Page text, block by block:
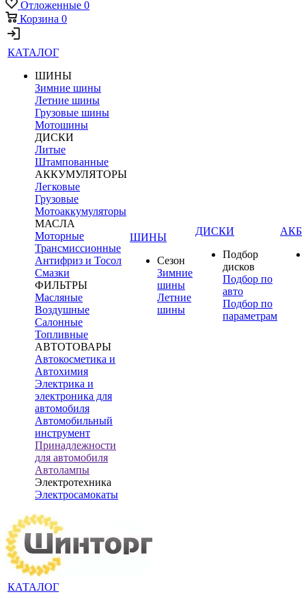
Отложенные 0
Корзина 0
КАТАЛОГ
ШИНЫ
Зимние шины
Летние шины
Грузовые шины
Мотошины
ДИСКИ
Литые
Штампованные
АККУМУЛЯТОРЫ
Легковые
Грузовые
Мотоаккумуляторы
МАСЛА
Моторные
Трансмиссионные
Антифриз и Тосол
Смазки
ФИЛЬТРЫ
Масляные
Воздушные
Салонные
Топливные
АВТОТОВАРЫ
Автокосметика и
Автохимия
Электрика и
электроника для
автомобиля
Автомобильный
инструмент
Принадлежности
для автомобиля
Автолампы
Электротехника
Электросамокаты
ШИНЫ
Сезон
Зимние
шины
Летние
шины
ДИСКИ
Подбор
дисков
Подбор по
авто
Подбор по
параметрам
АКБ
КАТАЛОГ